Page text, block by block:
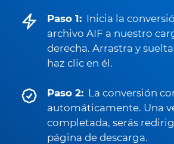
Paso 1: Inicia la
archivo AIF a nuestro
derecha. Arrastra y
haz clic en él.
Paso 2: La conversión
automáticamente. Una
completada, serás
página de descarga.